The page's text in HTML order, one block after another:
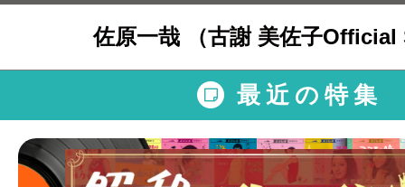
佐原一哉 （古謝 美佐子Official
最近の特集